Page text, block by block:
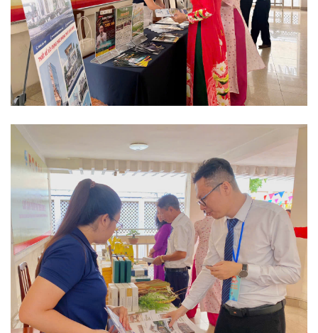
DỰ
ÁN
CHÍNH
NAM
TIN
-
SỰ
KIỆN
Tin
Tức
Khuyến
Mãi
CẨM
NANG
XÂY
NHÀ